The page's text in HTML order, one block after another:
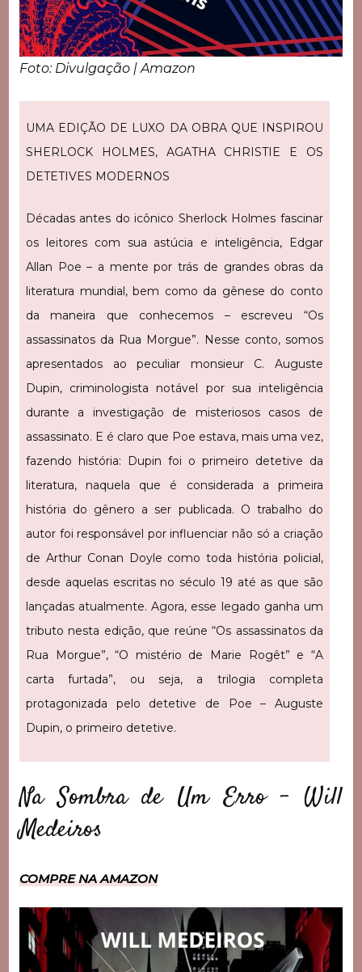
Foto: Divulgação | Amazon
UMA EDIÇÃO DE LUXO DA OBRA QUE INSPIROU
SHERLOCK HOLMES, AGATHA CHRISTIE E OS
DETETIVES MODERNOS
Décadas antes do icônico Sherlock Holmes fascinar
os leitores com sua astúcia e inteligência, Edgar
Allan Poe – a mente por trás de grandes obras da
literatura mundial, bem como da gênese do conto
da maneira que conhecemos – escreveu “Os
assassinatos da Rua Morgue”. Nesse conto, somos
apresentados ao peculiar monsieur C. Auguste
Dupin, criminologista notável por sua inteligência
durante a investigação de misteriosos casos de
assassinato. E é claro que Poe estava, mais uma vez,
fazendo história: Dupin foi o primeiro detetive da
literatura, naquela que é considerada a primeira
história do gênero a ser publicada. O trabalho do
autor foi responsável por influenciar não só a criação
de Arthur Conan Doyle como toda história policial,
desde aquelas escritas no século 19 até as que são
lançadas atualmente. Agora, esse legado ganha um
tributo nesta edição, que reúne “Os assassinatos da
Rua Morgue”, “O mistério de Marie Rogêt” e “A
carta furtada”, ou seja, a trilogia completa
protagonizada pelo detetive de Poe – Auguste
Dupin, o primeiro detetive.
Na Sombra de Um Erro – Will
Medeiros
COMPRE NA AMAZON